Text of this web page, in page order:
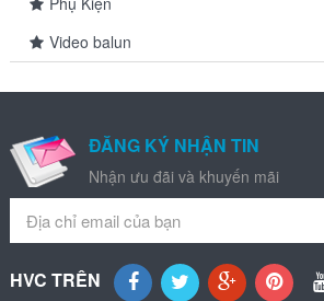
Video balun
ĐĂNG KÝ NHẬN TIN
Nhận ưu đãi và khuyến mãi
HVC TRÊN